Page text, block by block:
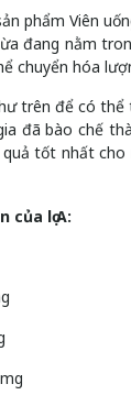
phẩm Viên
đang nằm
chuyển hóa
trên để có
đã bào chế
tốt nhất cho
của lọ A: